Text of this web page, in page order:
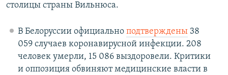
столицы страны Вильнюса.
В Белоруссии официально подтверждены38
059 случаев коронавирусной инфекции. 208
человек умерли, 15 086 выздоровели. Критики
и оппозиция обвиняют медицинские власти в